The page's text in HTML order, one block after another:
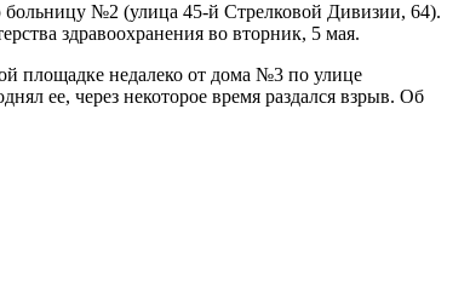
больницу №2 (улица 45-й Стрелковой Дивизии, 64).
здравоохранения во вторник, 5 мая.
площадке недалеко от дома №3 по улице
ее, через некоторое время раздался взрыв. Об